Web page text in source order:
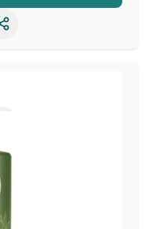
Partager le produit